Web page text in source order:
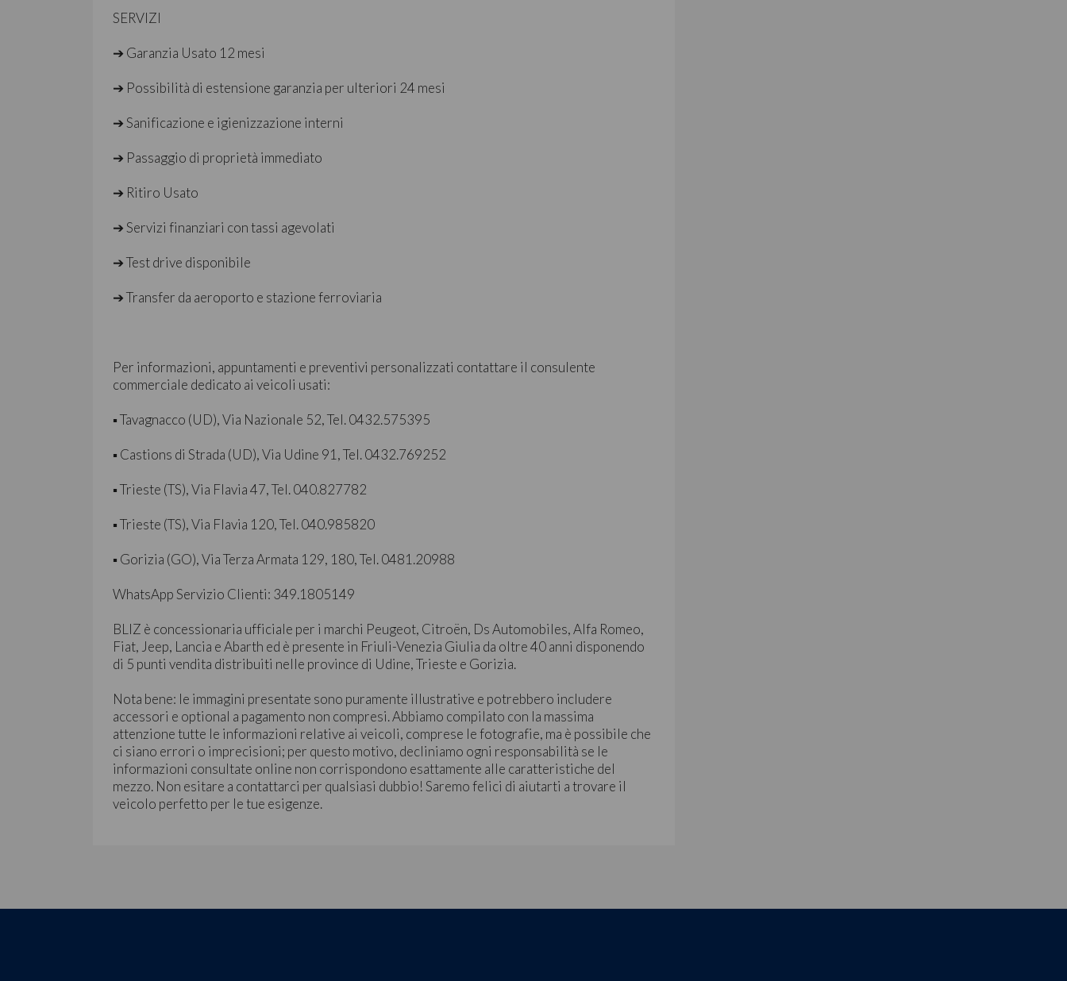
SERVIZI
➔ Garanzia Usato 12 mesi
➔ Possibilità di estensione garanzia per ulteriori 24 mesi
➔ Sanificazione e igienizzazione interni
➔ Passaggio di proprietà immediato
➔ Ritiro Usato
➔ Servizi finanziari con tassi agevolati
➔ Test drive disponibile
➔ Transfer da aeroporto e stazione ferroviaria
Per informazioni, appuntamenti e preventivi personalizzati contattare il consulente
commerciale dedicato ai veicoli usati:
▪ Tavagnacco (UD), Via Nazionale 52, Tel. 0432.575395
▪ Castions di Strada (UD), Via Udine 91, Tel. 0432.769252
▪ Trieste (TS), Via Flavia 47, Tel. 040.827782
▪ Trieste (TS), Via Flavia 120, Tel. 040.985820
▪ Gorizia (GO), Via Terza Armata 129, 180, Tel. 0481.20988
WhatsApp Servizio Clienti: 349.1805149
BLIZ è concessionaria ufficiale per i marchi Peugeot, Citroën, Ds Automobiles, Alfa Romeo,
Fiat, Jeep, Lancia e Abarth ed è presente in Friuli-Venezia Giulia da oltre 40 anni disponendo
di 5 punti vendita distribuiti nelle province di Udine, Trieste e Gorizia.
Nota bene: le immagini presentate sono puramente illustrative e potrebbero includere
accessori e optional a pagamento non compresi. Abbiamo compilato con la massima
attenzione tutte le informazioni relative ai veicoli, comprese le fotografie, ma è possibile che
ci siano errori o imprecisioni; per questo motivo, decliniamo ogni responsabilità se le
informazioni consultate online non corrispondono esattamente alle caratteristiche del
mezzo. Non esitare a contattarci per qualsiasi dubbio! Saremo felici di aiutarti a trovare il
veicolo perfetto per le tue esigenze.